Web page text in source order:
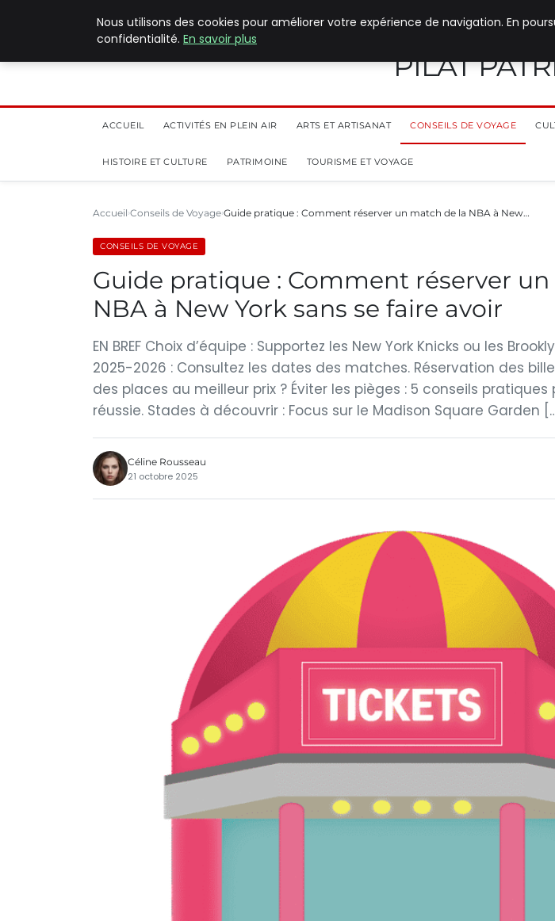
PILAT
ACCUEIL ACTIVITÉS EN PLEIN AIR ARTS ET ARTISANAT CONSEILS DE VOYAGE
HISTOIRE ET CULTURE PATRIMOINE TOURISME ET VOYAGE
Accueil Conseils de Voyage Guide pratique : Comment réserver un match de la NBA à New…
CONSEILS DE VOYAGE
Guide pratique : Comment réserver
NBA à New York sans se faire avoir
EN BREF Choix d’équipe : Supportez les New York Knicks ou les
2025-2026 : Consultez les dates des matches. Réservation des
des places au meilleur prix ? Éviter les pièges : 5 conseils
réussie. Stades à découvrir : Focus sur le Madison Square Garden
Céline Rousseau
21 octobre 2025
Nous utilisons des cookies pour améliorer votre expérience de navigation. En
confidentialité. En savoir plus